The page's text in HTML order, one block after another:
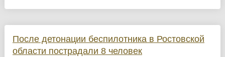
После детонации беспилотника в Ростовской
области пострадали 8 человек